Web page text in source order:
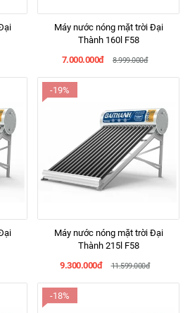
Máy nước nóng mặt trời Đại
Thành 160l F58
7.000.000đ
8.999.000đ
-19%
Máy nước nóng mặt trời Đại
Thành 215l F58
9.300.000đ
11.599.000đ
-18%